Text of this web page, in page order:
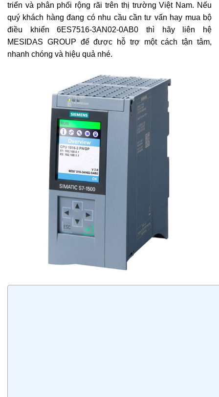
triển và phân phối rộng rãi trên thị trường Việt Nam. Nếu
quý khách hàng đang có nhu cầu cần tư vấn hay mua bộ
điều khiển 6ES7516-3AN02-0AB0 thì hãy liên hệ
MESIDAS GROUP để được hỗ trợ một cách tận tâm,
nhanh chóng và hiệu quả nhé.